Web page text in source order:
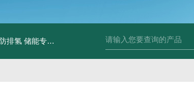
排氢 储能专用风机 储能箱风机 储能柜专用风机 PF-